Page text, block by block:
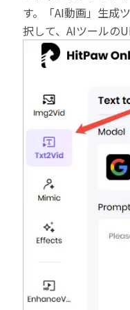
す。「AI動画」生成
択して、AIツールの